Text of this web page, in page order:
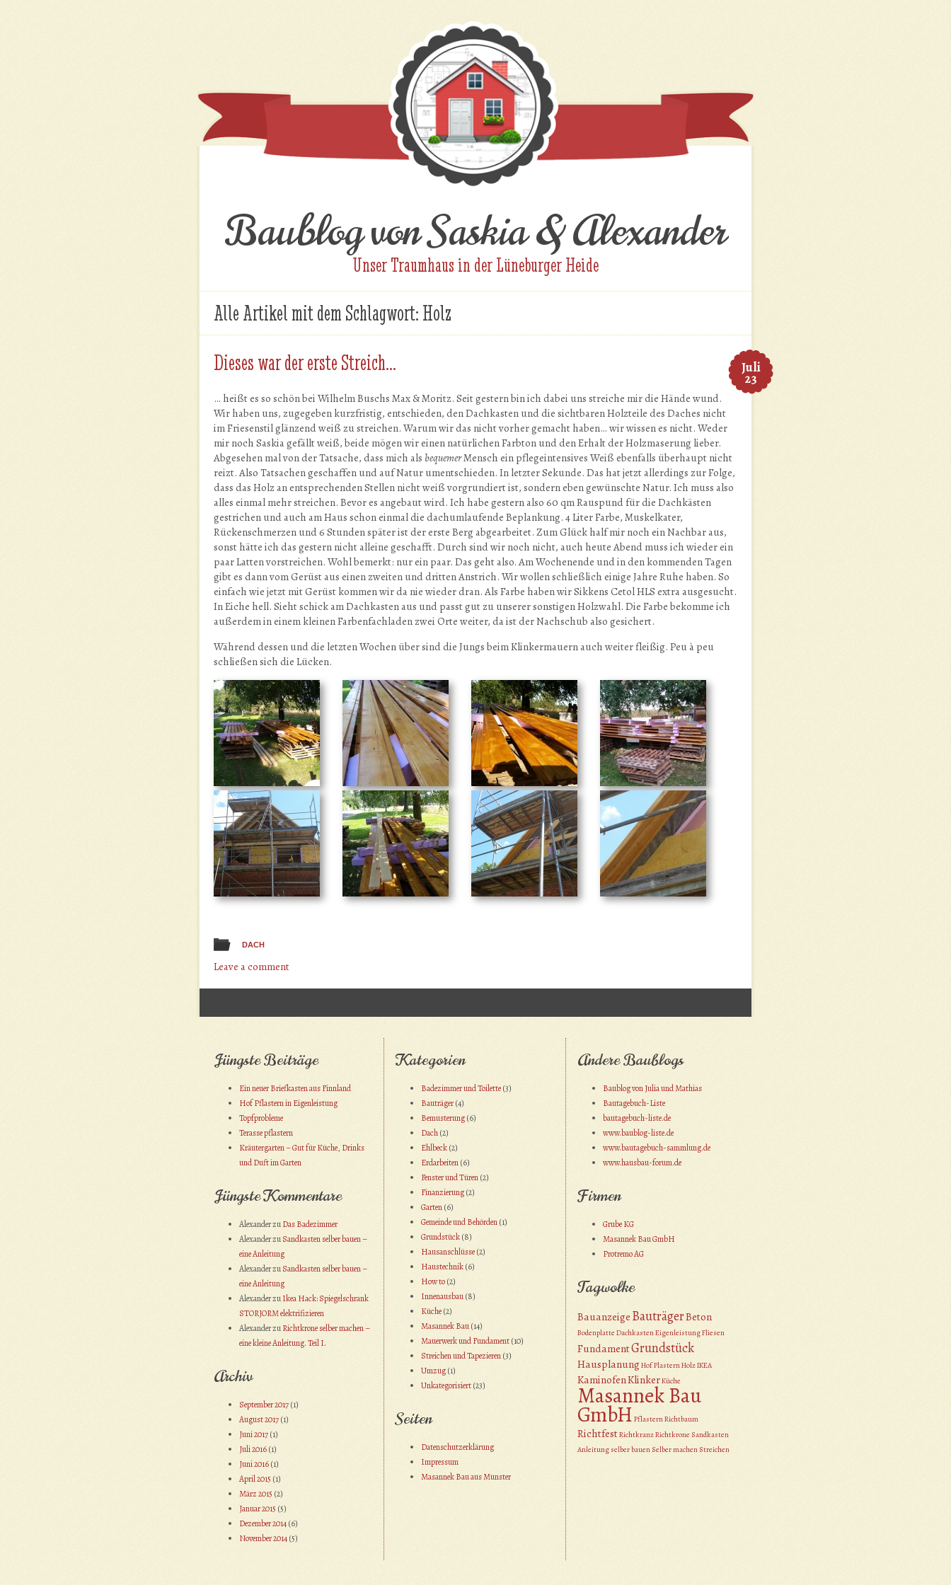
Baublog von Saskia & Alexander
Unser Traumhaus in der Lüneburger Heide
Alle Artikel mit dem Schlagwort:Holz
Juli
23
Dieses war der erste Streich…
… heißt es so schön bei Wilhelm Buschs Max & Moritz. Seit gestern bin ich dabei uns streiche mir die Hände wund.
Wir haben uns, zugegeben kurzfristig, entschieden, den Dachkasten und die sichtbaren Holzteile des Daches nicht
im Friesenstil glänzend weiß zu streichen. Warum wir das nicht vorher gemacht haben… wir wissen es nicht. Weder
mir noch Saskia gefällt weiß, beide mögen wir einen natürlichen Farbton und den Erhalt der Holzmaserung lieber.
Abgesehen mal von der Tatsache, dass mich als bequemerMensch ein pflegeintensives Weiß ebenfalls überhaupt nicht
reizt. Also Tatsachen geschaffen und auf Natur umentschieden. In letzter Sekunde. Das hat jetzt allerdings zur Folge,
dass das Holz an entsprechenden Stellen nicht weiß vorgrundiert ist, sondern eben gewünschte Natur. Ich muss also
alles einmal mehr streichen. Bevor es angebaut wird. Ich habe gestern also 60 qm Rauspund für die Dachkästen
gestrichen und auch am Haus schon einmal die dachumlaufende Beplankung. 4 Liter Farbe, Muskelkater,
Rückenschmerzen und 6 Stunden später ist der erste Berg abgearbeitet. Zum Glück half mir noch ein Nachbar aus,
sonst hätte ich das gestern nicht alleine geschafft. Durch sind wir noch nicht, auch heute Abend muss ich wieder ein
paar Latten vorstreichen. Wohl bemerkt: nur ein paar. Das geht also. Am Wochenende und in den kommenden Tagen
gibt es dann vom Gerüst aus einen zweiten und dritten Anstrich. Wir wollen schließlich einige Jahre Ruhe haben. So
einfach wie jetzt mit Gerüst kommen wir da nie wieder dran. Als Farbe haben wir Sikkens Cetol HLS extra ausgesucht.
In Eiche hell. Sieht schick am Dachkasten aus und passt gut zu unserer sonstigen Holzwahl. Die Farbe bekomme ich
außerdem in einem kleinen Farbenfachladen zwei Orte weiter, da ist der Nachschub also gesichert.
Während dessen und die letzten Wochen über sind die Jungs beim Klinkermauern auch weiter fleißig. Peu à peu
schließen sich die Lücken.
DACH
Leave a comment
Post navigation
Jüngste Beiträge
Ein neuer Briefkasten aus Finnland
Hof Pflastern in Eigenleistung
Topfprobleme
Terasse pflastern
Kräutergarten – Gut für Küche, Drinks
und Duft im Garten
Jüngste Kommentare
AlexanderzuDas Badezimmer
AlexanderzuSandkasten selber bauen –
eine Anleitung
AlexanderzuSandkasten selber bauen –
eine Anleitung
AlexanderzuIkea Hack: Spiegelschrank
STORJORM elektrifizieren
AlexanderzuRichtkrone selber machen –
eine kleine Anleitung. Teil I.
Archiv
September 2017(1)
August 2017(1)
Juni 2017(1)
Juli 2016(1)
Juni 2016(1)
April 2015 (1)
März 2015 (2)
Januar 2015 (5)
Dezember 2014(6)
November 2014(5)
Kategorien
Badezimmer und Toilette(3)
Bauträger(4)
Bemusterung(6)
Dach(2)
Ehlbeck(2)
Erdarbeiten(6)
Fenster und Türen(2)
Finanzierung(2)
Garten(6)
Gemeinde und Behörden(1)
Grundstück(8)
Hausanschlüsse(2)
Haustechnik(6)
How to(2)
Innenausbau(8)
Küche(2)
Masannek Bau(14)
Mauerwerk und Fundament(10)
Streichen und Tapezieren(3)
Umzug(1)
Unkategorisiert(23)
Seiten
Datenschutzerklärung
Impressum
Masannek Bau aus Munster
Andere Baublogs
Baublog von Julia und Mathias
Bautagebuch-Liste
bautagebuch-liste.de
www.baublog-liste.de
www.bautagebuch-sammlung.de
www.hausbau-forum.de
Firmen
Grube KG
Masannek Bau GmbH
Protremo AG
Tagwolke
Bauanzeige BauträgerBeton
Bodenplatte DachkastenEigenleistungFliesen
FundamentGrundstück
HausplanungHof PlasternHolzIKEA
KaminofenKlinkerKüche
Masannek Bau
GmbH PflasternRichtbaum
RichtfestRichtkranzRichtkrone Sandkasten
Anleitung selber bauen Selber machen Streichen